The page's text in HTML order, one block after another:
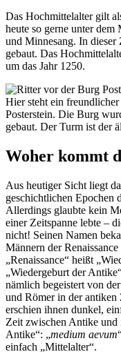
Das Hochmittelalter gilt
heute so gerne unter
und Minnesang. In dieser
gebaut. Das
um das Jahr 1250.
Hier steht ein
Posterstein. Die Burg
gebaut. Der Turm ist der
Woher kommt
Aus heutiger Sicht liegt
geschichtlichen Epochen
Allerdings glaubte kein
einer Zeitspanne lebte –
nicht! Seinen Namen
Männern der
„Renaissance“ heißt
„Wiedergeburt der
nämlich begeistert von
und Römer in der antiken
erschien ihnen dunkel,
Zeit zwischen Antike und
Antike“: „medium aevum
einfach „Mittelalter“.